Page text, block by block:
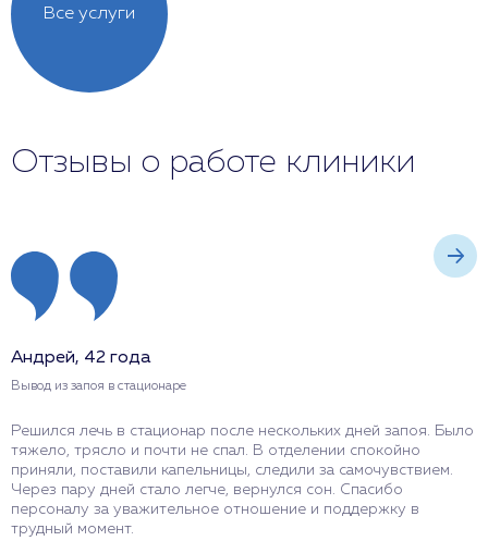
Все услуги
Отзывы о работе клиники
Андрей, 42 года
Вывод из запоя в стационаре
Решился лечь в стационар после нескольких дней запоя. Было
тяжело, трясло и почти не спал. В отделении спокойно
приняли, поставили капельницы, следили за самочувствием.
Через пару дней стало легче, вернулся сон. Спасибо
персоналу за уважительное отношение и поддержку в
трудный момент.